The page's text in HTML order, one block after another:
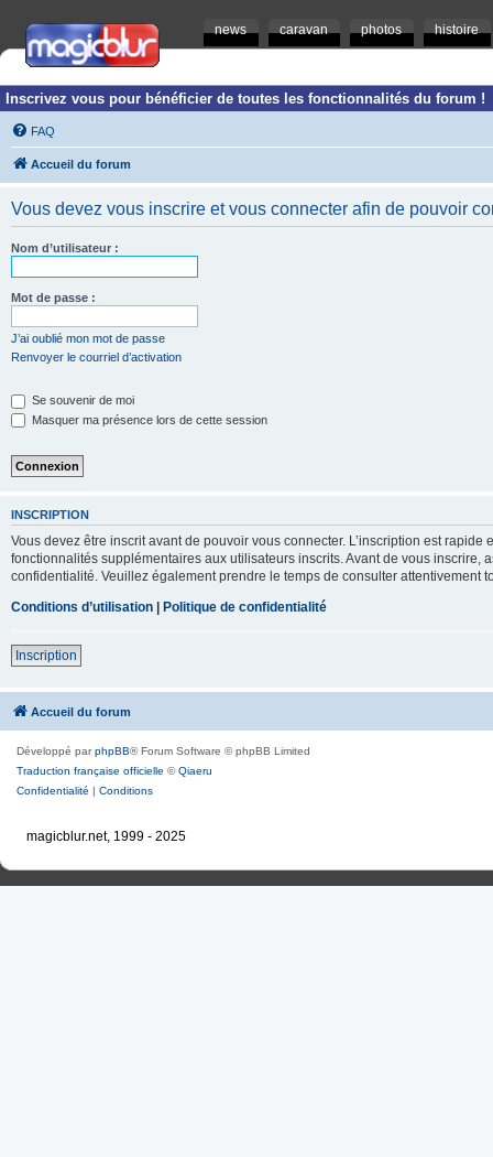
news caravan photos histoire
Inscrivez vous pour bénéficier de toutes les fonctionnalités du forum !
FAQ
Accueil du forum
Vous devez vous inscrire et vous connecter afin de pouvoir
Nom d’utilisateur :
Mot de passe :
J’ai oublié mon mot de passe
Renvoyer le courriel d’activation
Se souvenir de moi
Masquer ma présence lors de cette session
INSCRIPTION
Vous devez être inscrit avant de pouvoir vous connecter. L’inscription est
fonctionnalités supplémentaires aux utilisateurs inscrits. Avant de vous inscrire,
confidentialité. Veuillez également prendre le temps de consulter attentivement
Conditions d’utilisation | Politique de confidentialité
Inscription
Accueil du forum
Développé parphpBB® Forum Software © phpBB Limited
Traduction française officielle ©Qiaeru
Confidentialité | Conditions
magicblur.net, 1999 - 2025